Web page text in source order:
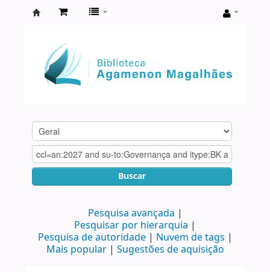
Agamenon
Magalhães
Buscar
Pesquisa avançada
Pesquisar por hierarquia
Pesquisa de autoridade
Nuvem de tags
Mais popular
Sugestões de aquisição